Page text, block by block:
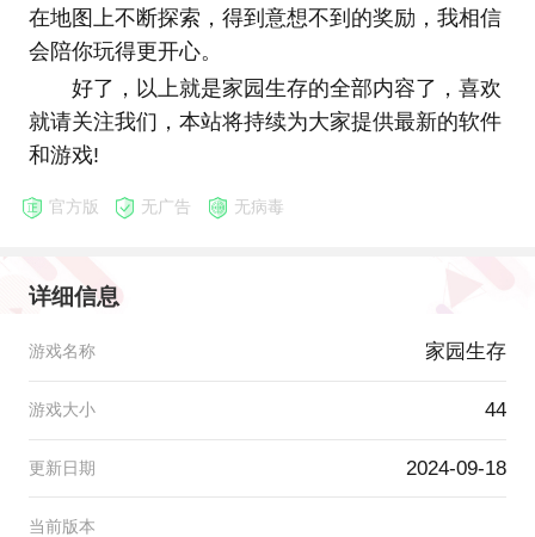
在地图上不断探索，得到意想不到的奖励，我相信
会陪你玩得更开心。
好了，以上就是家园生存的全部内容了，喜欢
就请关注我们，本站将持续为大家提供最新的软件
和游戏!
官方版 无广告 无病毒
详细信息
游戏名称 家园生存
游戏大小 44
更新日期 2024-09-18
当前版本